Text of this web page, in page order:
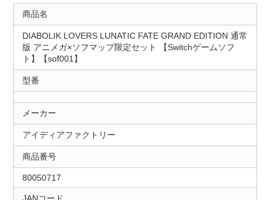
商品名
DIABOLIK LOVERS LUNATIC FATE GRAND EDITION 通常
版 アニメガ×ソフマップ限定セット 【Switchゲームソフ
ト】【sof001】
型番
メーカー
アイディアファクトリー
商品番号
80050717